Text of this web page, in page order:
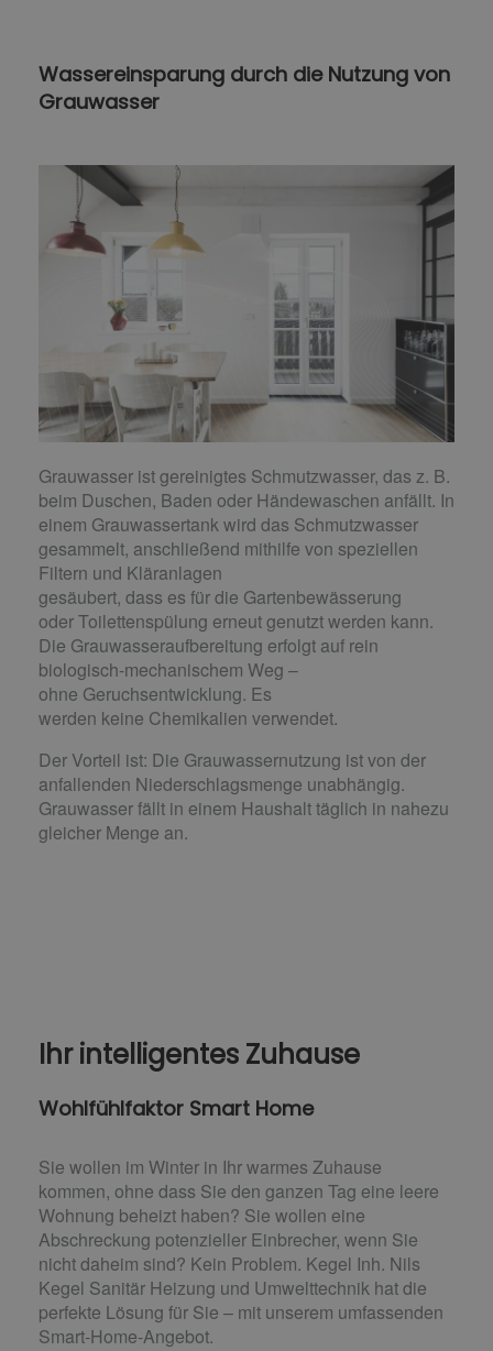
Wassereinsparung durch die Nutzung von
Grauwasser
Grauwasser ist gereinigtes Schmutzwasser, das z. B.
beim Duschen, Baden oder Händewaschen anfällt. In
einem Grauwassertank wird das Schmutzwasser
gesammelt, anschließend mithilfe von speziellen
Filtern und Kläranlagen
gesäubert, dass es für die Gartenbewässerung
oder Toilettenspülung erneut genutzt werden kann.
Die Grauwasseraufbereitung erfolgt auf rein
biologisch-mechanischem Weg –
ohne Geruchsentwicklung. Es
werden keine Chemikalien verwendet.
Der Vorteil ist: Die Grauwassernutzung ist von der
anfallenden Niederschlagsmenge unabhängig.
Grauwasser fällt in einem Haushalt täglich in nahezu
gleicher Menge an.
Ihr intelligentes Zuhause
Wohlfühlfaktor Smart Home
Sie wollen im Winter in Ihr warmes Zuhause
kommen, ohne dass Sie den ganzen Tag eine leere
Wohnung beheizt haben? Sie wollen eine
Abschreckung potenzieller Einbrecher, wenn Sie
nicht daheim sind? Kein Problem. Kegel Inh. Nils
Kegel Sanitär Heizung und Umwelttechnik hat die
perfekte Lösung für Sie – mit unserem umfassenden
Smart-Home-Angebot.